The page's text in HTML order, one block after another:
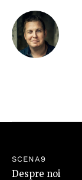
SCENA9
Despre noi